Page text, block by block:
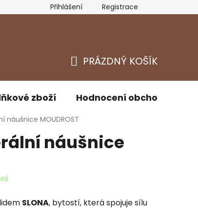
Kontakty
Přihlášení Registrace
KOŠÍK
PRÁZDNÝ KOŠÍK
zboží Hodnocení obchodu
MOUDROST
náušnice
SLONA, bytostí, která spojuje sílu